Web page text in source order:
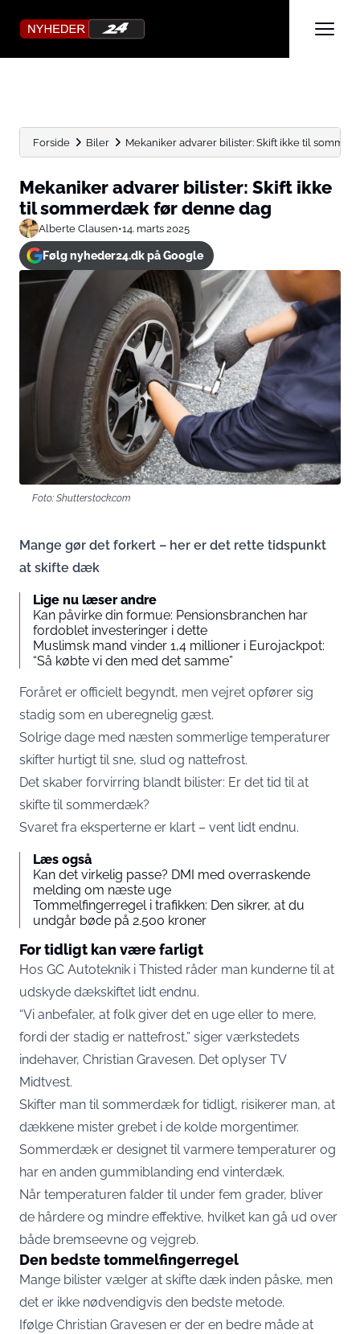
Forside Biler Mekaniker advarer bilister: Skift ikke til
Mekaniker advarer bilister: Skift ikke
til sommerdæk før denne dag
Alberte Clausen•14. marts 2025
Følg nyheder24.dk på Google
Foto: Shutterstock.com
Mange gør det forkert – her er det rette tidspunkt
at skifte dæk
Lige nu læser andre
Kan påvirke din formue: Pensionsbranchen har
fordoblet investeringer i dette
Muslimsk mand vinder 1,4 millioner i Eurojackpot:
“Så købte vi den med det samme”
Foråret er officielt begyndt, men vejret opfører sig
stadig som en uberegnelig gæst.
Solrige dage med næsten sommerlige temperaturer
skifter hurtigt til sne, slud og nattefrost.
Det skaber forvirring blandt bilister: Er det tid til at
skifte til sommerdæk?
Svaret fra eksperterne er klart – vent lidt endnu.
Læs også
Kan det virkelig passe? DMI med overraskende
melding om næste uge
Tommelfingerregel i trafikken: Den sikrer, at du
undgår bøde på 2.500 kroner
For tidligt kan være farligt
Hos GC Autoteknik i Thisted råder man kunderne til at
udskyde dækskiftet lidt endnu.
“Vi anbefaler, at folk giver det en uge eller to mere,
fordi der stadig er nattefrost,” siger værkstedets
indehaver, Christian Gravesen. Det oplyser TV
Midtvest.
Skifter man til sommerdæk for tidligt, risikerer man, at
dækkene mister grebet i de kolde morgentimer.
Sommerdæk er designet til varmere temperaturer og
har en anden gummiblanding end vinterdæk.
Når temperaturen falder til under fem grader, bliver
de hårdere og mindre effektive, hvilket kan gå ud over
både bremseevne og vejgreb.
Den bedste tommelfingerregel
Mange bilister vælger at skifte dæk inden påske, men
det er ikke nødvendigvis den bedste metode.
Ifølge Christian Gravesen er der en bedre måde at